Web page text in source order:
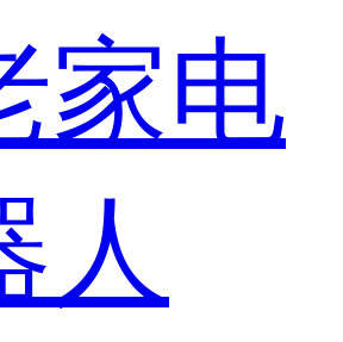
家电
人